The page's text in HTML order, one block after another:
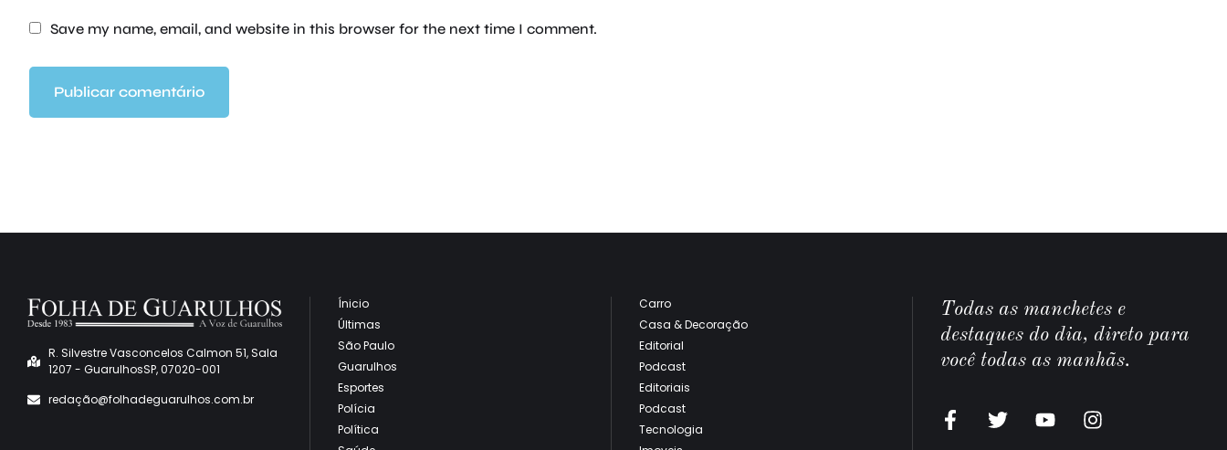
Save my name, email, and website in this browser for the next time I comment.
R. Silvestre Vasconcelos Calmon 51, Sala
1207 - GuarulhosSP, 07020-001
redação@folhadeguarulhos.com.br
Ínicio
Últimas
São Paulo
Guarulhos
Esportes
Polícia
Política
Carro
Casa & Decoração
Editorial
Podcast
Editoriais
Podcast
Tecnologia
Todas as manchetes e
destaques do dia, direto para
você todas as manhãs.